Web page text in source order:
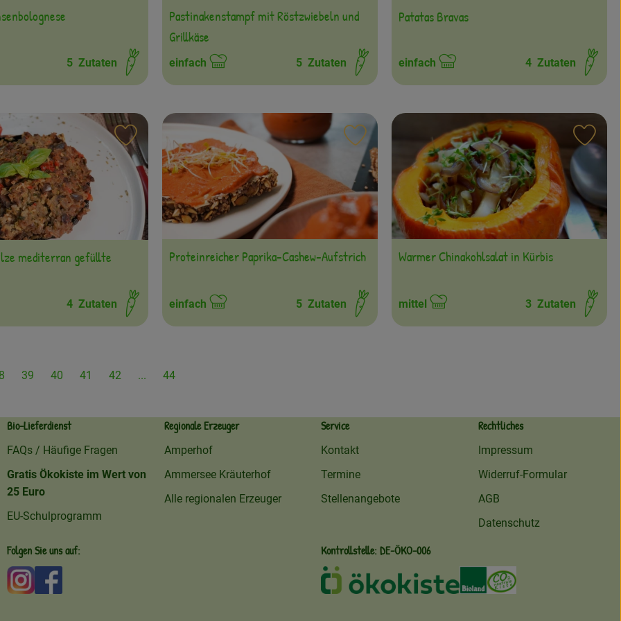
5 Zutaten
Pastinakenstampf mit Röstzwiebeln und
Grillkäse
Schwierigkeit:
einfach 5 Zutaten
Patatas Bravas
Schwierigkeit:
einfach 4 Zutaten
hinzufügen
mediterran gefüllte
4 Zutaten
Rezept zu Favouriten hinzufügen
Proteinreicher Paprika-Cashew-Aufstrich
Schwierigkeit:
einfach 5 Zutaten
Rezept zu Favouriten hinzufügen
Warmer Chinakohlsalat in Kürbis
Schwierigkeit:
mittel 3 Zutaten
39 40 41 42 ... 44
Bio-Lieferdienst
FAQs / Häufige Fragen
Gratis Ökokiste im Wert von
25 Euro
EU-Schulprogramm
Regionale Erzeuger
Amperhof
Ammersee Kräuterhof
Alle regionalen Erzeuger
Service
Kontakt
Termine
Stellenangebote
Rechtliches
Impressum
Widerruf-Formular
AGB
Datenschutz
Folgen Sie uns auf:
Externer Link zu https://www.instagram.com/amperhofoekokiste
Kontrollstelle: DE-ÖKO-006
Externer Link zu /ueber-uns/
Externer Link zu /
Externer Link zu /